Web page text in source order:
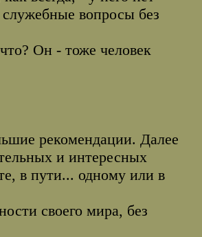
вопросы без
Он - тоже человек
рекомендации. Далее
и интересных
в пути... одному или в
своего мира, без